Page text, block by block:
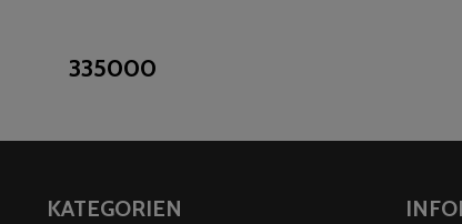
335000
KATEGORIEN